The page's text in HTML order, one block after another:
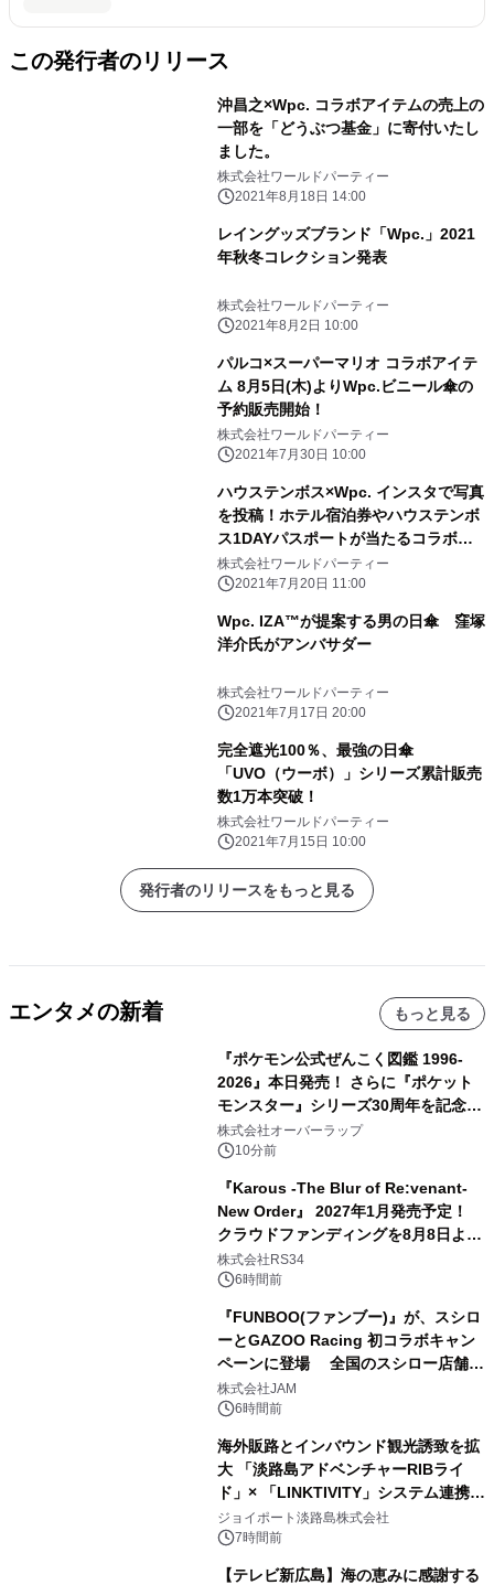
この発行者のリリース
沖昌之×Wpc. コラボアイテムの売上の
一部を「どうぶつ基金」に寄付いたし
ました。
株式会社ワールドパーティー
2021年8月18日 14:00
レイングッズブランド「Wpc.」2021
年秋冬コレクション発表
株式会社ワールドパーティー
2021年8月2日 10:00
パルコ×スーパーマリオ コラボアイテ
ム 8月5日(木)よりWpc.ビニール傘の
予約販売開始！
株式会社ワールドパーティー
2021年7月30日 10:00
ハウステンボス×Wpc. インスタで写真
を投稿！ホテル宿泊券やハウステンボ
ス1DAYパスポートが当たるコラボレ
ーションプレゼントキャンペーン実
施！
株式会社ワールドパーティー
2021年7月20日 11:00
Wpc. IZA™が提案する男の日傘 窪塚
洋介氏がアンバサダー
株式会社ワールドパーティー
2021年7月17日 20:00
完全遮光100％、最強の日傘
「UVO（ウーボ）」シリーズ累計販売
数1万本突破！
株式会社ワールドパーティー
2021年7月15日 10:00
発行者のリリースをもっと見る
エンタメの新着 もっと見る
『ポケモン公式ぜんこく図鑑 1996-
2026』本日発売！ さらに『ポケット
モンスター』シリーズ30周年を記念し
た画集『ポケットモンスター ビジュア
ルアートブック』の発売決定！ 2026
株式会社オーバーラップ
10分前
『Karous -The Blur of Re:venant-
New Order』 2027年1月発売予定！
クラウドファンディングを8月8日より
開始
株式会社RS34
6時間前
『FUNBOO(ファンブー)』が、スシロ
ーとGAZOO Racing 初コラボキャン
ペーンに登場 全国のスシロー店舗で
GR 4車種の FUNBOO(ミニカー)付き
メニューが展開されます
株式会社JAM
6時間前
海外販路とインバウンド観光誘致を拡
大 「淡路島アドベンチャーRIBライ
ド」× 「LINKTIVITY」システム連携を
開始！
ジョイポート淡路島株式会社
7時間前
【テレビ新広島】海の恵みに感謝する